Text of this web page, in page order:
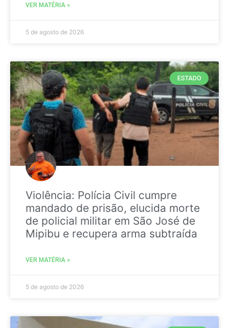
VER MATÉRIA »
5 de agosto de 2026
ESTADO
Violência: Polícia Civil cumpre
mandado de prisão, elucida morte
de policial militar em São José de
Mipibu e recupera arma subtraída
VER MATÉRIA »
5 de agosto de 2026